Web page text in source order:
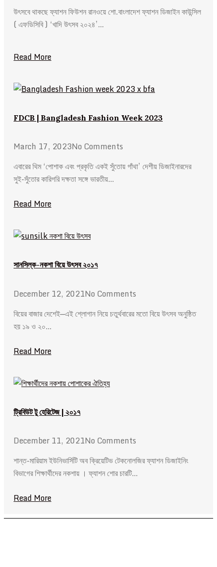
উৎসবে থাকছে ফ্যাশন ফিউশন রানওয়ে শো.বাংলাদেশ ফ্যাশন ডিজাইন কাউন্সিল
( এফডিসিবি ) ‘খাদি উৎসব ২০২৪’…
Read More
FDCB | Bangladesh Fashion Week 2023
March 17, 2023No Comments
এবারের থিম ‘পোশাক এবং প্রকৃতি একই সুঁতোয় গাঁথা’ দেশীয় ডিজাইনারদের
সুই-সুঁতোর কারিগরি দক্ষতা সঙ্গে ভারতীয়…
Read More
সানসিল্ক-নকশা বিয়ে উৎসব ২০১৭
December 12, 2021No Comments
বিয়ের বাজার দেশেই—এই শ্লোগান নিয়ে চতুর্থবারের মতো বিয়ে উৎসব অনুষ্ঠিত
হয় ১৯ ও ২০…
Read More
ট্রিবিউট টু হেরিটেজ | ২০১৭
December 11, 2021No Comments
শান্ত-মারিয়াম ইউনিভার্সিটি অব ক্রিয়েটিভ টেকনোলজির ফ্যাশন ডিজাইনিং
বিভাগের শিক্ষার্থীদের নকশায় । ফ্যাশন শোর চারটি…
Read More